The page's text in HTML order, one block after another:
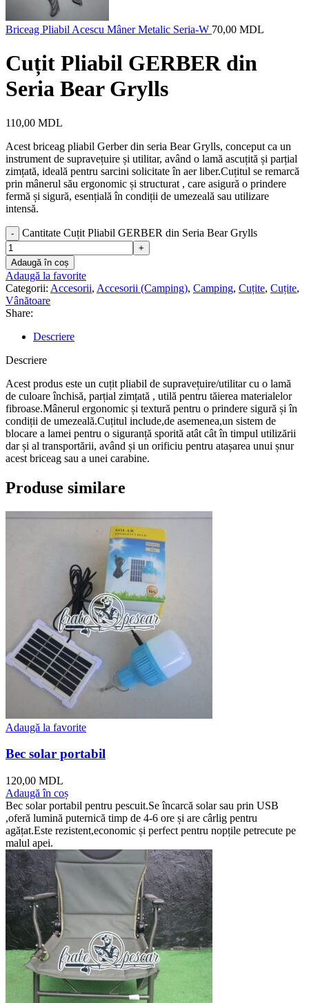
Briceag Pliabil Acescu Mâner Metalic Seria-W 70,00 MDL
Cuțit Pliabil GERBER din
Seria Bear Grylls
110,00 MDL
Acest briceag pliabil Gerber din seria Bear Grylls, conceput ca un
instrument de supravețuire și utilitar, având o lamă ascuțită și parțial
zimțată, ideală pentru sarcini solicitate în aer liber.Cuțitul se remarcă
prin mânerul său ergonomic și structurat , care asigură o prindere
fermă și sigură, esențială în condiții de umezeală sau utilizare
intensă.
Cantitate Cuțit Pliabil GERBER din Seria Bear Grylls
Adaugă în coș
Adaugă la favorite
Categorii: Accesorii, Accesorii (Camping), Camping, Cuțite, Cuțite,
Vânătoare
Share:
Descriere
Descriere
Acest produs este un cuțit pliabil de supravețuire/utilitar cu o lamă
de culoare închisă, parțial zimțată , utilă pentru tăierea materialelor
fibroase.Mânerul ergonomic și textură pentru o prindere sigură și în
condiții de umezeală.Cuțitul include,de asemenea,un sistem de
blocare a lamei pentru o siguranță sporită atât cât în timpul utilizării
dar și al transportării, având și un orificiu pentru atașarea unui șnur
acest briceag sau a unei carabine.
Produse similare
Adaugă la favorite
Bec solar portabil
120,00 MDL
Adaugă în coș
Bec solar portabil pentru pescuit.Se încarcă solar sau prin USB
,oferă lumină puternică timp de 4-6 ore și are cârlig pentru
agățat.Este rezistent,economic și perfect pentru nopțile petrecute pe
malul apei.